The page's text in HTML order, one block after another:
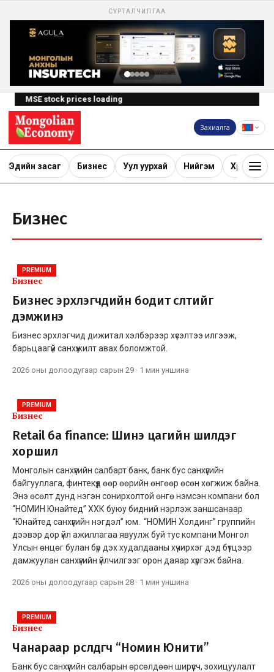
СУРТАЛЧИЛГАА
MSE stock prices loading
Захиалга
Эдийн засаг Бизнес Уул уурхай Нийгэм Хөрөнгө
Бизнес
PREMIUM
Бизнес
Бизнес эрхлэгчдийн бодит өсөлтийг
дэмжинэ
Бизнес эрхлэгчид дижитал хэлбэрээр хүсэлтээ илгээж,
барьцаагүй санхүүжилт авах боломжтой.
2026 оны долоодугаар сарын 29 · 1 мин уншина
PREMIUM
Бизнес
Retail ба finance: Шинэ цагийн шилдэг
хоршил
Монголын санхүүгийн салбарт банк, банк бус санхүүгийн
байгууллага, финтекүүд өөр өөрийн өнгөөр өсөн хөгжиж байна.
Энэ өсөлт дунд нэгэн сонирхолтой өнгө нэмсэн компани бол
“НОМИН Юнайтед” ХХК буюу бидний нэрлэж заншсанаар
“Юнайтед санхүүгийн нэгдэл” юм. “НОМИН Холдинг” группийн
дээвэр дор үйл ажиллагаа явуулж буй тус компани Монгол
Улсын өнцөг булан бүр дэх худалдааны хүчирхэг дэд бүтцээр
дамжуулан санхүүгийн үйлчилгээг орон даяар хүргэж байна.
2026 оны долоодугаар сарын 28 · 1 мин уншина
PREMIUM
Бизнес
Чанараар өрсөлдөгч “Номин Юнити”
Банк бус санхүүгийн салбарын өрсөлдөөн ширүүсч, зохицуулалт